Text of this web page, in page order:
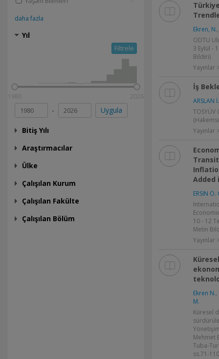
daha fazla
Yıl
Filtrele
1980 2026
- Uygula
Bitiş Yılı
Araştırmacılar
Ülke
Çalışılan Kurum
Çalışılan Fakülte
Çalışılan Bölüm
Ekren, N.
ODTU
3 Eylül -
Bildiri)
Yayınlar
İş
ARSLAN
Yayınlar
Added
ERSİN Ö.
10 - 12
Metin
Yayınlar
Ekren N.,
M.
Küresel
Mehmet
Tuba-
ss.71-